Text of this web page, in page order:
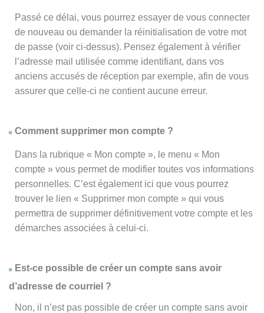
Passé ce délai, vous pourrez essayer de vous connecter
de nouveau ou demander la réinitialisation de votre mot
de passe (voir ci-dessus). Pensez également à vérifier
l’adresse mail utilisée comme identifiant, dans vos
anciens accusés de réception par exemple, afin de vous
assurer que celle-ci ne contient aucune erreur.
Comment supprimer mon compte ?
Dans la rubrique « Mon compte », le menu « Mon
compte » vous permet de modifier toutes vos informations
personnelles. C’est également ici que vous pourrez
trouver le lien « Supprimer mon compte » qui vous
permettra de supprimer définitivement votre compte et les
démarches associées à celui-ci.
Est-ce possible de créer un compte sans avoir
d’adresse de courriel ?
Non, il n’est pas possible de créer un compte sans avoir